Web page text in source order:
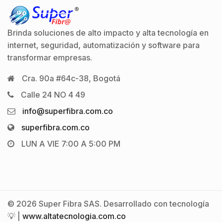
Brinda soluciones de alto impacto y alta tecnología en
internet, seguridad, automatización y software para
transformar empresas.
Cra. 90a #64c-38, Bogotá
Calle 24 NO 4 49
info@superfibra.com.co
superfibra.com.co
LUN A VIE 7:00 A 5:00 PM
© 2026 Super Fibra SAS. Desarrollado con tecnología
💡 | www.altatecnologia.com.co